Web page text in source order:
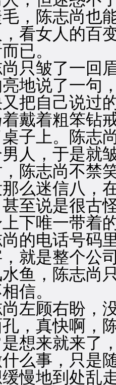
，陈志尚也
看女人的百
已。
皱了一回眉
地说了一句
把自己说过
戴着粗笨钻
子上。陈志
男人，于是就
陈志尚不禁
么迷信八，
至说是很古
下唯一带着
的电话号码
就是整个公
鱼，陈志尚
信。
顾右盼，没
，真快啊，
想来就来了
什么事，只是
慢地到处乱